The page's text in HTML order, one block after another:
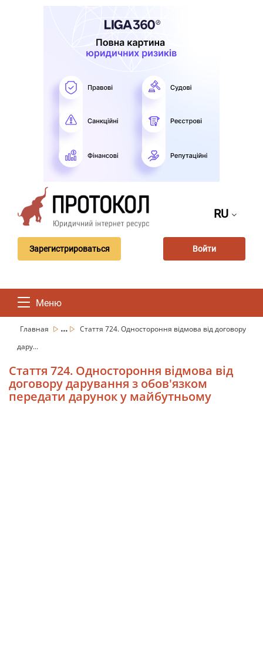
RU
Зарегистрироваться Войти
Меню
Главная ...
Стаття 724. Одностороння відмова від договору
дару...
Стаття 724. Одностороння відмова від
договору дарування з обов'язком
передати дарунок у майбутньому